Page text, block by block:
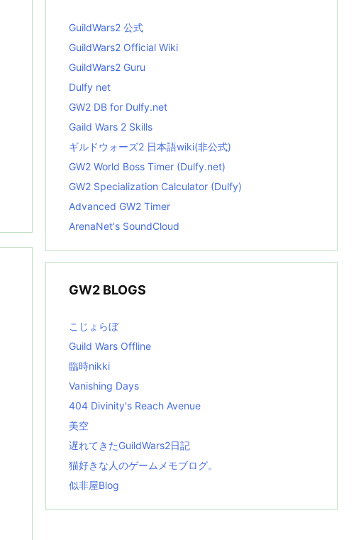
GuildWars2 公式
GuildWars2 Official Wiki
GuildWars2 Guru
Dulfy net
GW2 DB for Dulfy.net
Gaild Wars 2 Skills
ギルドウォーズ2 日本語wiki(非公式)
GW2 World Boss Timer (Dulfy.net)
GW2 Specialization Calculator (Dulfy)
Advanced GW2 Timer
ArenaNet's SoundCloud
GW2 BLOGS
こじょらぼ
Guild Wars Offline
臨時nikki
Vanishing Days
404 Divinity's Reach Avenue
美空
遅れてきたGuildWars2日記
猫好きな人のゲームメモブログ。
似非屋Blog